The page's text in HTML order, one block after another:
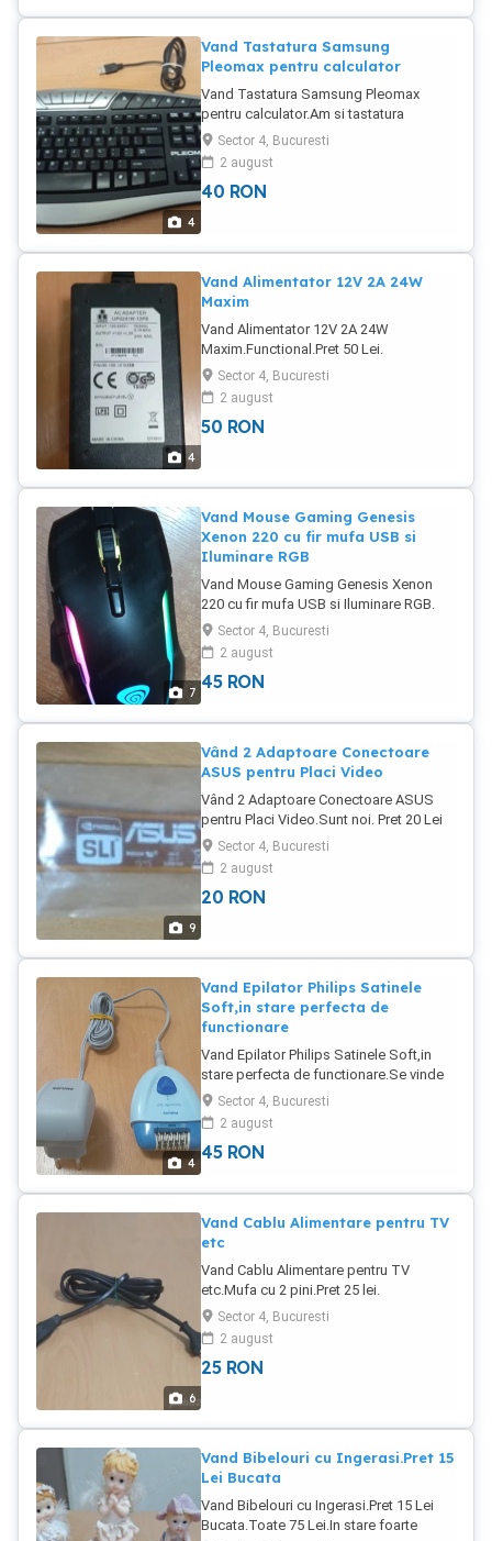
4
Vand Tastatura Samsung
Pleomax pentru calculator
Vand Tastatura Samsung Pleomax
pentru calculator.Am si tastatura
Logitech alba cu layout in lb.
germana.Pret 40 Lei Bucata.In stare
foarte buna de functionare.
Sector 4, Bucuresti
2 august
40 RON
4
Vand Alimentator 12V 2A 24W
Maxim
Vand Alimentator 12V 2A 24W
Maxim.Functional.Pret 50 Lei.
Sector 4, Bucuresti
2 august
50 RON
7
Vand Mouse Gaming Genesis
Xenon 220 cu fir mufa USB si
Iluminare RGB
Vand Mouse Gaming Genesis Xenon
220 cu fir mufa USB si Iluminare RGB.
Descriere senzor optic performant,
6400 dpi selectare DPI in 6 pasi aplicatie
pentru configurare avansata (macro,
profiluri) memorie integrata butoane cu
buton dedicat pentru selectarea
efectului de iluminare dimensiuni: 127 x
77 x 40 mm , 7 Butoane
(programabile).Pret 45 Lei.
Sector 4, Bucuresti
2 august
45 RON
9
Vând 2 Adaptoare Conectoare
ASUS pentru Placi Video
Vând 2 Adaptoare Conectoare ASUS
pentru Placi Video.Sunt noi. Pret 20 Lei
Bucata.
Sector 4, Bucuresti
2 august
20 RON
4
Vand Epilator Philips Satinele
Soft,in stare perfecta de
functionare
Vand Epilator Philips Satinele Soft,in
stare perfecta de functionare.Se vinde
cu alimentator.Pret 45 Lei.
Sector 4, Bucuresti
2 august
45 RON
6
Vand Cablu Alimentare pentru TV
etc
Vand Cablu Alimentare pentru TV
etc.Mufa cu 2 pini.Pret 25 lei.
Sector 4, Bucuresti
2 august
25 RON
Vand Bibelouri cu Ingerasi.Pret 15
Lei Bucata
Vand Bibelouri cu Ingerasi.Pret 15 Lei
Bucata.Toate 75 Lei.In stare foarte